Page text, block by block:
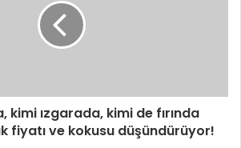
kimi ızgarada, kimi de fırında
fiyatı ve kokusu düşündürüyor!